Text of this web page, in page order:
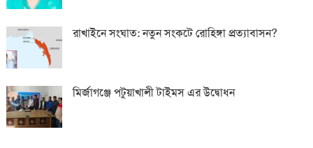
রাখাইনে সংঘাত: নতুন সংকটে রোহিঙ্গা প্রত্যাবাসন?
মির্জাগঞ্জে পটুয়াখালী টাইমস এর উদ্বোধন